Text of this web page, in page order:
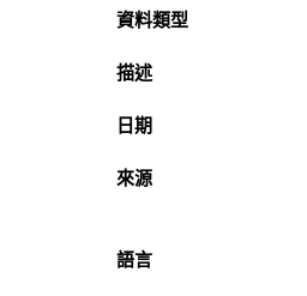
資料類型
描述
日期
來源
語言